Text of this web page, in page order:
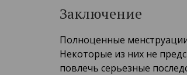
Заключение
Полноценные
Некоторые из них не
повлечь серьезные